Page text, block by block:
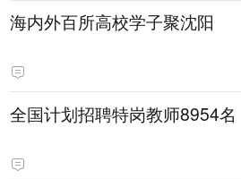
海内外百所高校学子聚沈阳
全国计划招聘特岗教师8954名